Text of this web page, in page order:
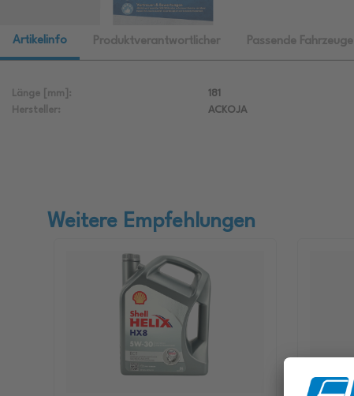
Artikelinfo Produktverantwortlicher Passende Fahrzeuge
Länge [mm]:
181
Hersteller:
ACKOJA
Weitere Empfehlungen